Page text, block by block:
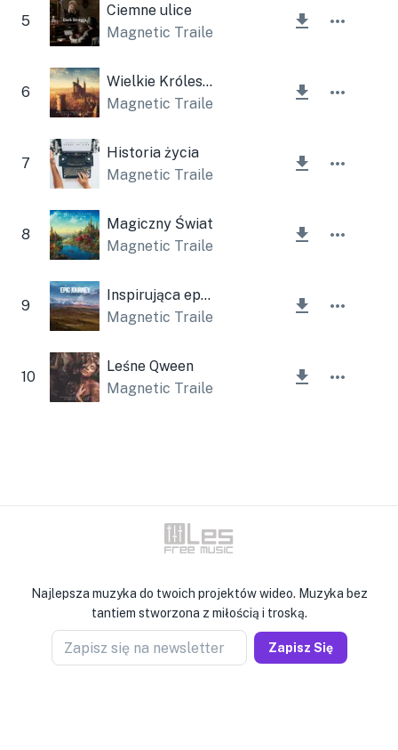
5
Ciemne ulice
Magnetic Trailer
6
Wielkie Królestwo
Magnetic Trailer
7
Historia życia
Magnetic Trailer
8
Magiczny Świat
Magnetic Trailer
9
Inspirująca epicka podróż
Magnetic Trailer
10
Leśne Qween
Magnetic Trailer
Najlepsza muzyka do twoich projektów wideo. Muzyka bez
tantiem stworzona z miłością i troską.
Zapisz się na newsletter Zapisz Się